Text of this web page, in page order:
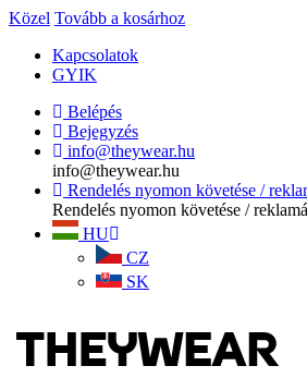
Közel Tovább a kosárhoz
Kapcsolatok
GYIK
Belépés
Bejegyzés
info@theywear.hu
info@theywear.hu
Rendelés nyomon követése /
Rendelés nyomon követése /
HU
CZ
SK